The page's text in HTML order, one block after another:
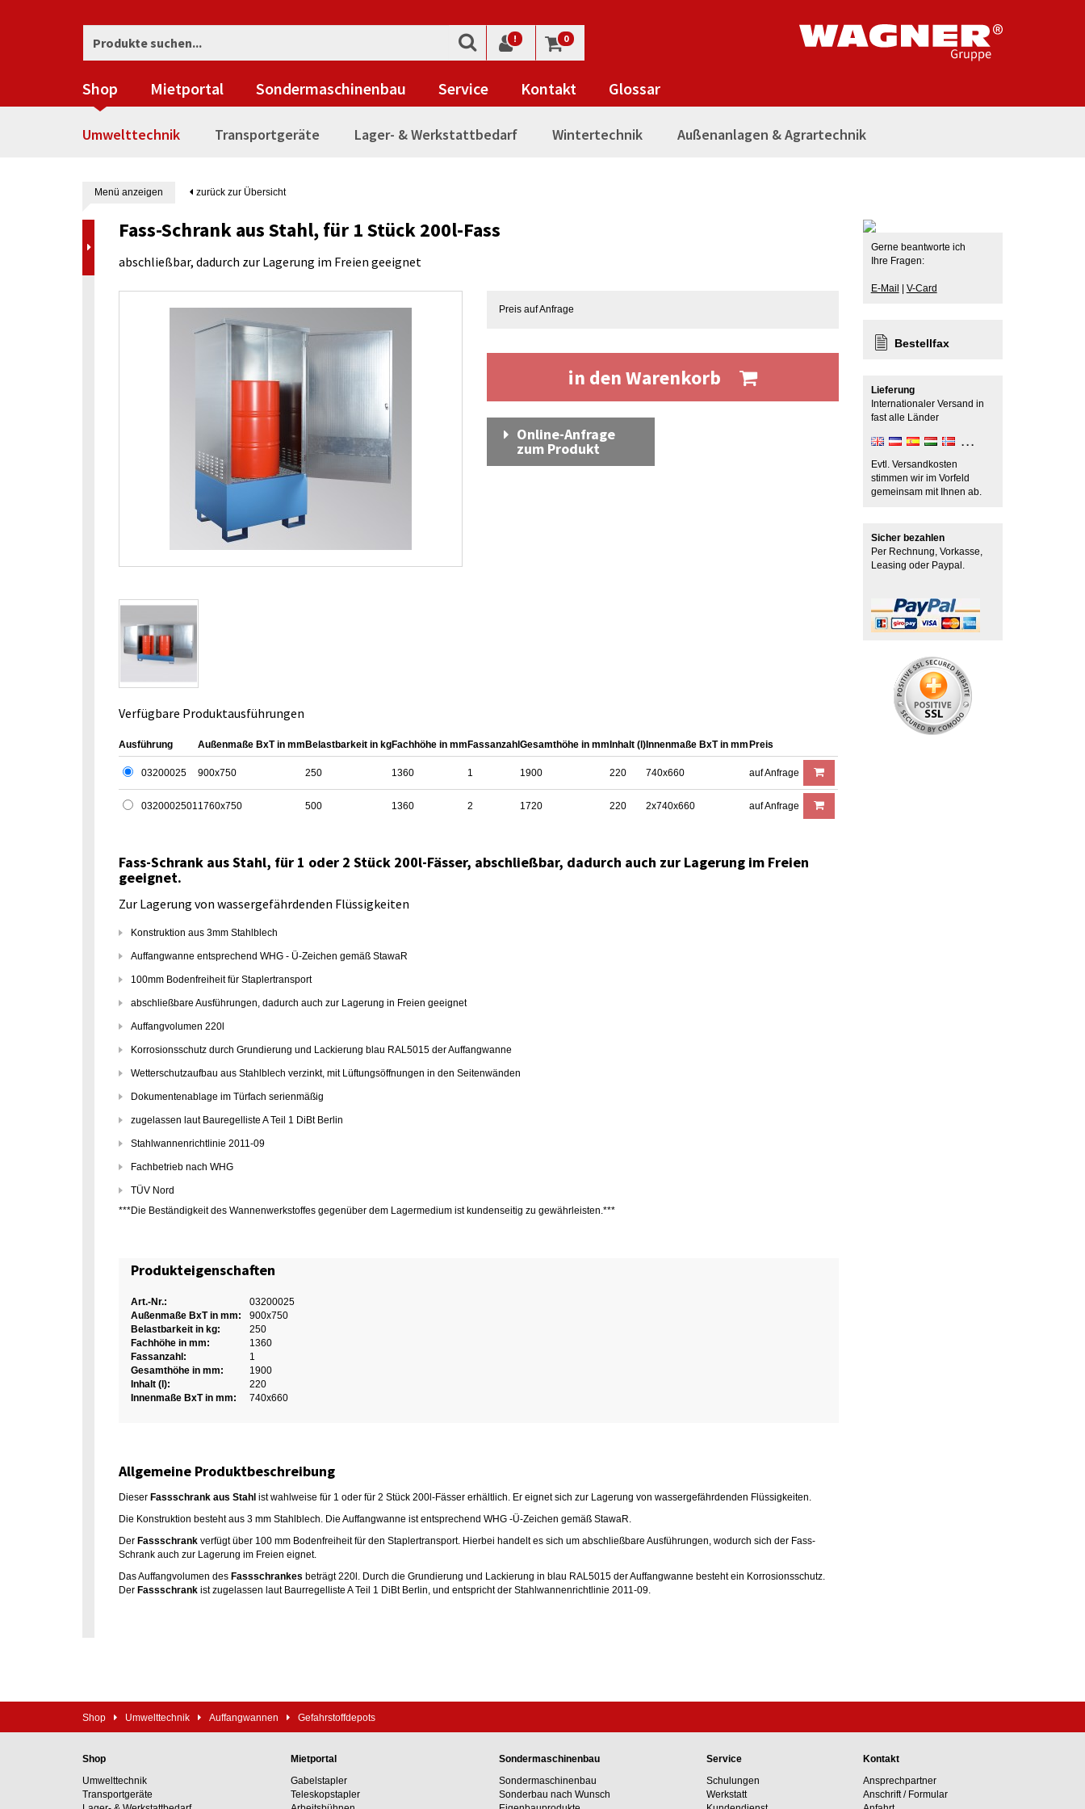
! 0
Shop Mietportal Sondermaschinenbau Service Kontakt Glossar
Umwelttechnik Transportgeräte Lager- & Werkstattbedarf Wintertechnik Außenanlagen & Agrartechnik
Menü anzeigen zurück zur Übersicht
Fass-Schrank aus Stahl, für 1 Stück 200l-Fass
abschließbar, dadurch zur Lagerung im Freien geeignet
Preis auf Anfrage
in den Warenkorb
Online-Anfrage
zum Produkt
Verfügbare Produktausführungen
Ausführung Außenmaße BxT in mm Belastbarkeit in kgFachhöhe in mm Fassanzahl Gesamthöhe in mm Inhalt (l) Innenmaße BxT in mm Preis
03200025 900x750 250 1360 1 1900 220 740x660 auf Anfrage
03200025011760x750 500 1360 2 1720 220 2x740x660 auf Anfrage
Fass-Schrank aus Stahl, für 1 oder 2 Stück 200l-Fässer, abschließbar, dadurch auch zur Lagerung im Freien
geeignet.
Zur Lagerung von wassergefährdenden Flüssigkeiten
Konstruktion aus 3mm Stahlblech
Auffangwanne entsprechend WHG - Ü-Zeichen gemäß StawaR
100mm Bodenfreiheit für Staplertransport
abschließbare Ausführungen, dadurch auch zur Lagerung in Freien geeignet
Auffangvolumen 220l
Korrosionsschutz durch Grundierung und Lackierung blau RAL5015 der Auffangwanne
Wetterschutzaufbau aus Stahlblech verzinkt, mit Lüftungsöffnungen in den Seitenwänden
Dokumentenablage im Türfach serienmäßig
zugelassen laut Bauregelliste A Teil 1 DiBt Berlin
Stahlwannenrichtlinie 2011-09
Fachbetrieb nach WHG
TÜV Nord
***Die Beständigkeit des Wannenwerkstoffes gegenüber dem Lagermedium ist kundenseitig zu gewährleisten.***
Produkteigenschaften
Art.-Nr.:
03200025
Außenmaße BxT in mm:
900x750
Belastbarkeit in kg:
250
Fachhöhe in mm:
1360
Fassanzahl:
1
Gesamthöhe in mm:
1900
Inhalt (l):
220
Innenmaße BxT in mm:
740x660
Allgemeine Produktbeschreibung
Dieser Fassschrank aus Stahl ist wahlweise für 1 oder für 2 Stück 200l-Fässer erhältlich. Er eignet sich zur Lagerung von wassergefährdenden Flüssigkeiten.
Die Konstruktion besteht aus 3 mm Stahlblech. Die Auffangwanne ist entsprechend WHG -Ü-Zeichen gemäß StawaR.
Der Fassschrank verfügt über 100 mm Bodenfreiheit für den Staplertransport. Hierbei handelt es sich um abschließbare Ausführungen, wodurch sich der Fass-
Schrank auch zur Lagerung im Freien eignet.
Das Auffangvolumen des Fassschrankes beträgt 220l. Durch die Grundierung und Lackierung in blau RAL5015 der Auffangwanne besteht ein Korrosionsschutz.
Der Fassschrank ist zugelassen laut Baurregelliste A Teil 1 DiBt Berlin, und entspricht der Stahlwannenrichtlinie 2011-09.
Gerne beantworte ich
Ihre Fragen:
E-Mail V-Card
Bestellfax
Lieferung
Internationaler Versand in
fast alle Länder
Evtl. Versandkosten
stimmen wir im Vorfeld
gemeinsam mit Ihnen ab.
Sicher bezahlen
Per Rechnung, Vorkasse,
Leasing oder Paypal.
Shop Umwelttechnik Auffangwannen Gefahrstoffdepots
Shop
Umwelttechnik
Transportgeräte
Mietportal
Gabelstapler
Teleskopstapler
Sondermaschinenbau
Sondermaschinenbau
Sonderbau nach Wunsch
Service
Schulungen
Werkstatt
Kontakt
Ansprechpartner
Anschrift / Formular